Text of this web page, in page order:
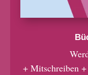
+ Mitschreiben +